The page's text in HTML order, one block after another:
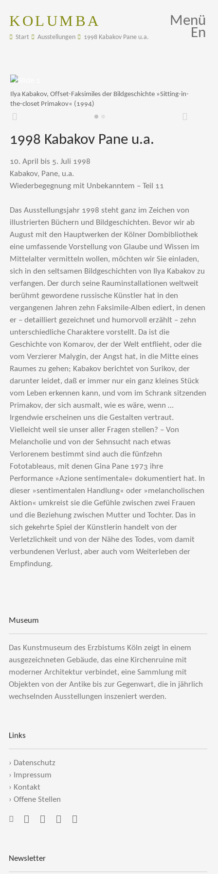
KOLUMBA
Start Ausstellungen 1998 Kabakov Pane u.a.
Menü
En
Ilya Kabakov, Offset-Faksimiles der Bildgeschichte »Sitting-in-
the-closet Primakov« (1994)
Zurück Weiter
1998 Kabakov Pane u.a.
10. April bis 5. Juli 1998
Kabakov, Pane, u.a.
Wiederbegegnung mit Unbekanntem – Teil 11
Das Ausstellungsjahr 1998 steht ganz im Zeichen von
illustrierten Büchern und Bildgeschichten. Bevor wir ab
August mit den Hauptwerken der Kölner Dombibliothek
eine umfassende Vorstellung von Glaube und Wissen im
Mittelalter vermitteln wollen, möchten wir Sie einladen,
sich in den seltsamen Bildgeschichten von Ilya Kabakov zu
verfangen. Der durch seine Rauminstallationen weltweit
berühmt gewordene russische Künstler hat in den
vergangenen Jahren zehn Faksimile-Alben ediert, in denen
er – detailliert gezeichnet und humorvoll erzählt – zehn
unterschiedliche Charaktere vorstellt. Da ist die
Geschichte von Komarov, der der Welt entflieht, oder die
vom Verzierer Malygin, der Angst hat, in die Mitte eines
Raumes zu gehen; Kabakov berichtet von Surikov, der
darunter leidet, daß er immer nur ein ganz kleines Stück
vom Leben erkennen kann, und vom im Schrank sitzenden
Primakov, der sich ausmalt, wie es wäre, wenn …
Irgendwie erscheinen uns die Gestalten vertraut.
Vielleicht weil sie unser aller Fragen stellen? – Von
Melancholie und von der Sehnsucht nach etwas
Verlorenem bestimmt sind auch die fünfzehn
Fototableaus, mit denen Gina Pane 1973 ihre
Performance »Azione sentimentale« dokumentiert hat. In
dieser »sentimentalen Handlung« oder »melancholischen
Aktion« umkreist sie die Gefühle zwischen zwei Frauen
und die Beziehung zwischen Mutter und Tochter. Das in
sich gekehrte Spiel der Künstlerin handelt von der
Verletzlichkeit und von der Nähe des Todes, vom damit
verbundenen Verlust, aber auch vom Weiterleben der
Empfindung.
Museum
Das Kunstmuseum des Erzbistums Köln zeigt in einem
ausgezeichneten Gebäude, das eine Kirchenruine mit
moderner Architektur verbindet, eine Sammlung mit
Objekten von der Antike bis zur Gegenwart, die in jährlich
wechselnden Ausstellungen inszeniert werden.
Links
› Datenschutz
›
Impressum
› Kontakt
› Offene Stellen
Newsletter